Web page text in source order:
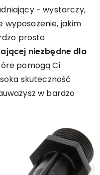
- wystarczy,
wyposażenie, jakim
prosto
niezbędne dla
pomogą Ci
skuteczność
w bardzo